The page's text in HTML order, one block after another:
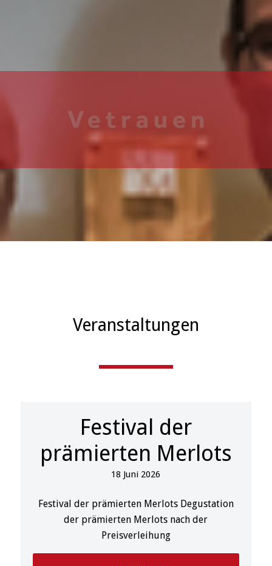
Veranstaltungen
Festival der
prämierten Merlots
18 Juni 2026
Festival der prämierten Merlots Degustation
der prämierten Merlots nach der
Preisverleihung